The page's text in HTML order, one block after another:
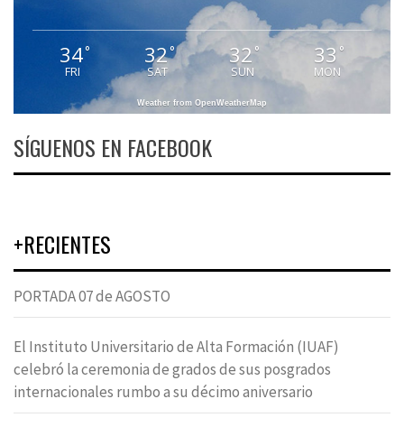
34°
FRI
32°
SAT
32 °
SUN
33 °
MON
Weather from OpenWeatherMap
SÍGUENOS EN FACEBOOK
+RECIENTES
PORTADA 07 de AGOSTO
El Instituto Universitario de Alta Formación (IUAF)
celebró la ceremonia de grados de sus posgrados
internacionales rumbo a su décimo aniversario